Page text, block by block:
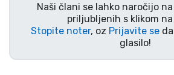
Naši člani se lahko naročijo
priljubljenih s klikom
Stopite noter, oz Prijavite seda
glasilo!
Glasbene izdelki